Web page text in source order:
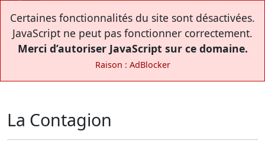
Certaines fonctionnalités du site sont désactivées.
JavaScript ne peut pas fonctionner correctement.
Merci d’autoriser JavaScript sur ce domaine.
Raison : AdBlocker
La Contagion